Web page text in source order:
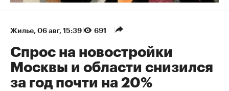
Жилье⁠, 06 авг, 15:39 691
Спрос на новостройки
Москвы и области снизился
за год почти на 20%